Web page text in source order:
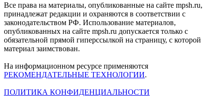
Все права на материалы, опубликованные на сайте mpsh.ru,
принадлежат редакции и охраняются в соответствии с
законодательством РФ. Использование материалов,
опубликованных на сайте mpsh.ru допускается только с
обязательной прямой гиперссылкой на страницу, с которой
материал заимствован.
На информационном ресурсе применяются
РЕКОМЕНДАТЕЛЬНЫЕ ТЕХНОЛОГИИ.
ПОЛИТИКА КОНФИДЕНЦИАЛЬНОСТИ